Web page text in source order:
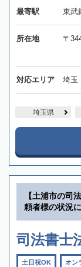
最寄駅 東武
所在地 〒
対応エリア 埼玉
埼玉県
【土浦市の司
頼者様の状況
司法書士
土日祝OK オン